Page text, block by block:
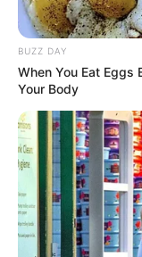
5. Perankan
pakaian wayang
BUZZ DAY
When You Eat Eggs
Your Body